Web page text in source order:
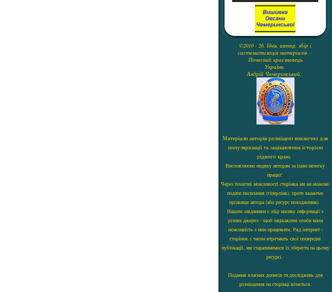
©2010 - 26. Ідея, автор, збір і
систематизація матеріалів -
Почесний краєзнавець
України
Андрій Чемеринський.
Матеріали авторів розміщені виключно для
популяризації та зацікавлення історією
рідного краю.
Висловлюємо подяку авторам за їхню нелегку
працю!
Через технічні можливості сторінки ми не можемо
подати посилання (гіперлінк), проте вкажемо
прізвище автора (або ресурс походження).
Нашим завданням є збір масиву інформації з
різних джерел - щоб зацікавлені особи мали
можливість з нею працювати. Ряд інтернет -
сторінок з часом втрачають свої попередні
публікації, ми старатимемося їх зберегти на цьому
ресурсі.
Подання власних дописів та досліджень для
розміщення на сторінці вітається.